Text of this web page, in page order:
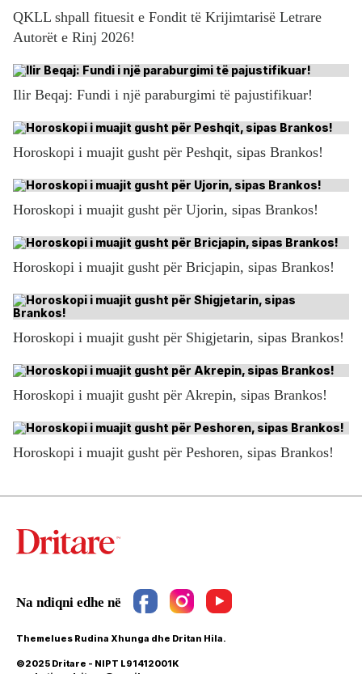
QKLL shpall fituesit e Fondit të Krijimtarisë Letrare
Autorët e Rinj 2026!
Ilir Beqaj: Fundi i një paraburgimi të pajustifikuar!
Horoskopi i muajit gusht për Peshqit, sipas Brankos!
Horoskopi i muajit gusht për Ujorin, sipas Brankos!
Horoskopi i muajit gusht për Bricjapin, sipas Brankos!
Horoskopi i muajit gusht për Shigjetarin, sipas Brankos!
Horoskopi i muajit gusht për Akrepin, sipas Brankos!
Horoskopi i muajit gusht për Peshoren, sipas Brankos!
Themelues Rudina Xhunga dhe Dritan Hila.
©2025 Dritare - NIPT L91412001K